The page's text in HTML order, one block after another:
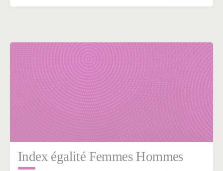
Index égalité Femmes Hommes